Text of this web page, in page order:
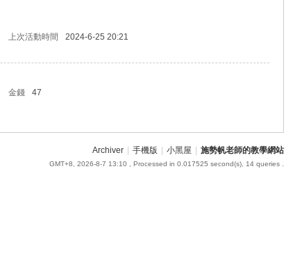
上次活動時間
2024-6-25 20:21
金錢
47
Archiver 手機版 小黑屋 施勢帆老師的教學網站
GMT+8, 2026-8-7 13:10 , Processed in 0.017525 second(s), 14 queries .